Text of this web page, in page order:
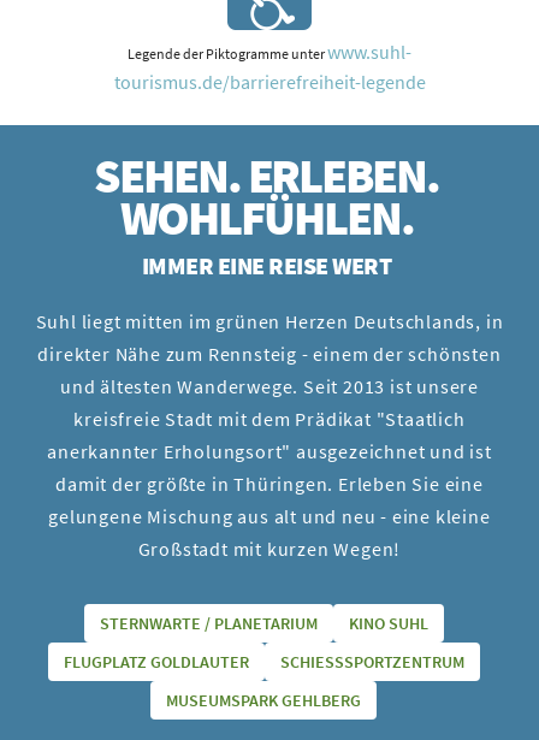
Legende der Piktogramme unterwww.suhl-
tourismus.de/barrierefreiheit-legende
SEHEN. ERLEBEN.
WOHLFÜHLEN.
IMMER EINE REISE WERT
Suhl liegt mitten im grünen Herzen Deutschlands, in
direkter Nähe zum Rennsteig - einem der schönsten
und ältesten Wanderwege. Seit 2013 ist unsere
kreisfreie Stadt mit dem Prädikat "Staatlich
anerkannter Erholungsort" ausgezeichnet und ist
damit der größte in Thüringen. Erleben Sie eine
gelungene Mischung aus alt und neu - eine kleine
Großstadt mit kurzen Wegen!
STERNWARTE / PLANETARIUM
KINO SUHL
FLUGPLATZ GOLDLAUTER
SCHIESSSPORTZENTRUM
MUSEUMSPARK GEHLBERG